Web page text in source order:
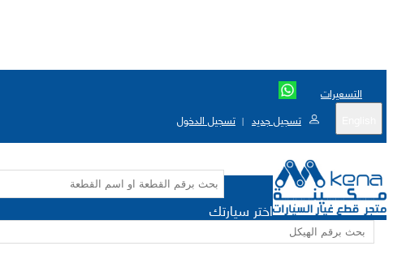
التسعيرات
تسجيل جديد | تسجيل الدخول
اختر سيارتك